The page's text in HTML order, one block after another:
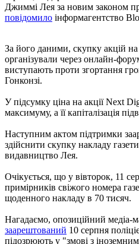
Джиммі Лея за новим законом
повідомило інформагентство
За його даними, скупку акцій
організували через онлайн-
виступають проти згортання
Гонконзі.
У підсумку ціна на акції Next
максимуму, а її капіталізація
Наступним актом підтримки
здійснити скупку накладу
видавництво Лея.
Очікується, що у вівторок, 11
примірників свіжого номера
щоденного накладу в 70 тисяч.
Нагадаємо, опозиційний
заарештований 10 серпня
підозрюють у "змові з